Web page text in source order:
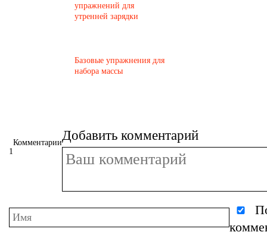
упражнений для
утренней зарядки
Базовые упражнения для
набора массы
Комментарии
1
Добавить комментарий